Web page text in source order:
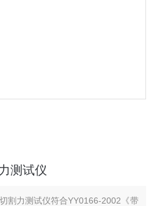
测试仪
割力测试仪符合YY0166-2002《带